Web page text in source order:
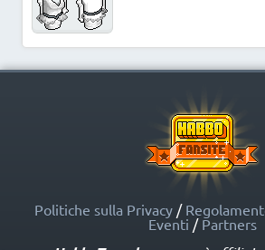
Politiche sulla Privacy /
Eventi / Partners